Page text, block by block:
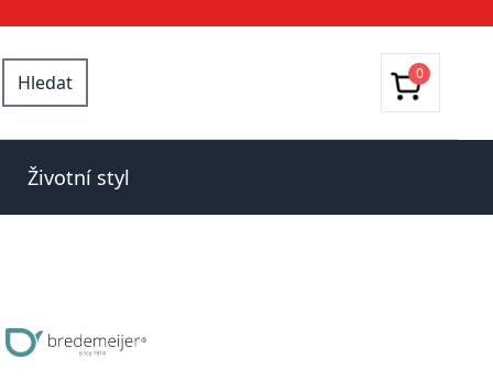
Hledat 0
Životní styl